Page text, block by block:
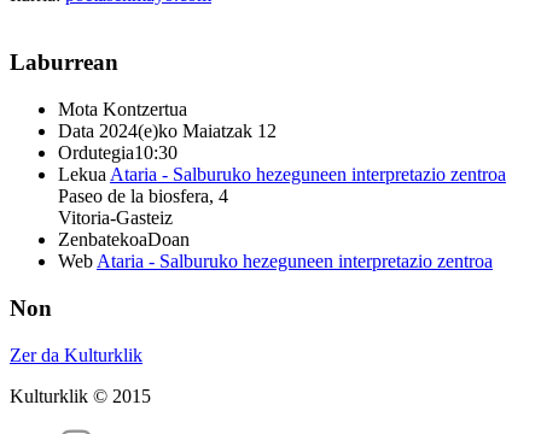
Laburrean
Mota Kontzertua
Data 2024(e)ko Maiatzak 12
Ordutegia10:30
Lekua Ataria - Salburuko hezeguneen interpretazio zentroa
Paseo de la biosfera, 4
Vitoria-Gasteiz
ZenbatekoaDoan
Web Ataria - Salburuko hezeguneen interpretazio zentroa
Non
Zer da Kulturklik
Kulturklik © 2015